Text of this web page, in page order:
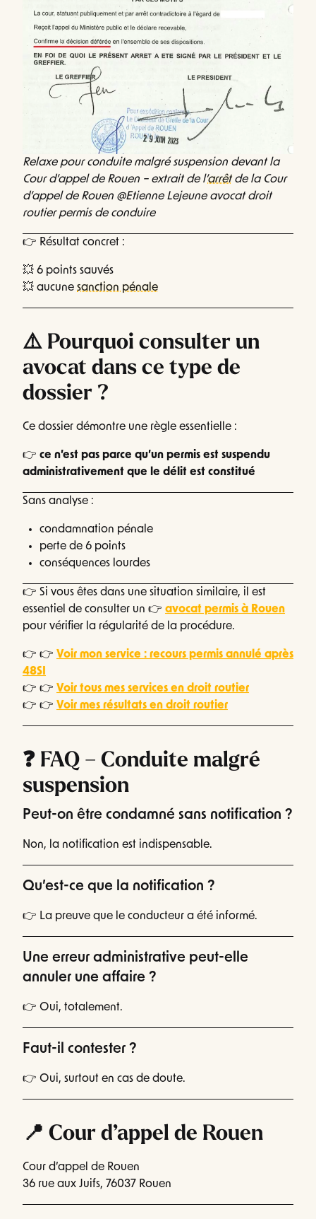
Relaxe pour conduite malgré suspension devant la
Cour d’appel de Rouen – extrait de l’arrêtde la Cour
d’appel de Rouen @Etienne Lejeune avocat droit
routier permis de conduire
👉 Résultat concret :
💥 6 points sauvés
💥 aucune sanction pénale
⚠️ Pourquoi consulter un
avocat dans ce type de
dossier ?
Ce dossier démontre une règle essentielle :
👉 ce n’est pas parce qu’un permis est suspendu
administrativement que le délit est constitué
Sans analyse :
condamnation pénale
perte de 6 points
conséquences lourdes
👉 Si vous êtes dans une situation similaire, il est
essentiel de consulter un 👉 avocat permis à Rouen
pour vérifier la régularité de la procédure.
👉 👉 Voir mon service : recours permis annulé après
48SI
👉 👉 Voir tous mes services en droit routier
👉 👉 Voir mes résultats en droit routier
❓ FAQ – Conduite malgré
suspension
Peut-on être condamné sans notification ?
Non, la notification est indispensable.
Qu’est-ce que la notification ?
👉 La preuve que le conducteur a été informé.
Une erreur administrative peut-elle
annuler une affaire ?
👉 Oui, totalement.
Faut-il contester ?
👉 Oui, surtout en cas de doute.
📍 Cour d’appel de Rouen
Cour d’appel de Rouen
36 rue aux Juifs, 76037 Rouen